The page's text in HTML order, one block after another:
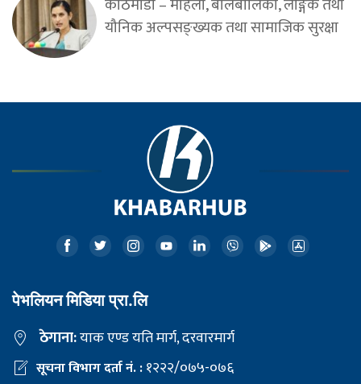
यौनिक अल्पसङ्ख्यक तथा सामाजिक सुरक्षा
पेभलियन मिडिया प्रा.लि
ठेगाना:याक एण्ड यति मार्ग, दरवारमार्ग
सूचना विभाग दर्ता नं. :१२२२/०७५-०७६